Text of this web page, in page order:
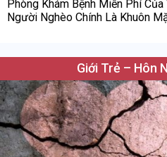
Phòng Khám Bệnh Miễn Phí
Người Nghèo Chính Là Khuôn
Giới Trẻ – Hôn